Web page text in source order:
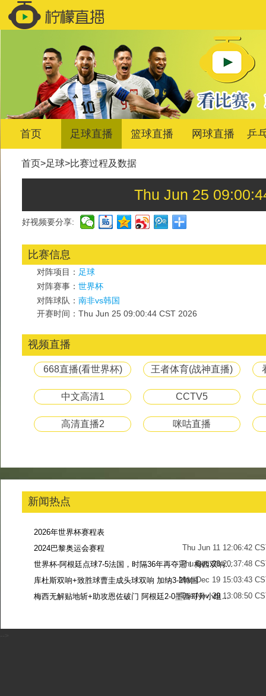
首页 足球直播 篮球直播 网球直播 乒
首页>足球>比赛过程及数据
Thu Jun 25
好视频要分享:
比赛信息
对阵项目： 足球
对阵赛事： 世界杯
对阵球队： 南非vs韩国
开赛时间：Thu Jun 25 09:00:44 CST 2026
视频直播
668直播(看世界杯) 王者体育(战神直播)
中文高清1 CCTV5
高清直播2 咪咕直播
新闻热点
2026年世界杯赛程表
Thu Jun 11 12:06:42
2024巴黎奥运会赛程
Thu Dec 28 20:37:48
世界杯-阿根廷点球7-5法国，时隔36年再夺冠！梅西双响姆巴佩戴帽
Mon Dec 19 15:03:43
库杜斯双响+致胜球曹圭成头球双响 加纳3-2韩国
Tue Nov 29 13:08:50
梅西无解贴地斩+助攻恩佐破门 阿根廷2-0墨西哥升小组第二